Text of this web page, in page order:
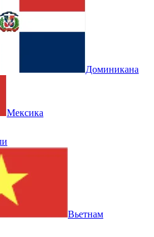
Доминикана
Мексика
Вьетнам